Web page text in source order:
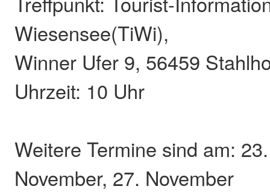
Wiesensee(TiWi),
Winner Ufer 9, 56459
Uhrzeit: 10 Uhr
Weitere Termine sind am:
November, 27. November